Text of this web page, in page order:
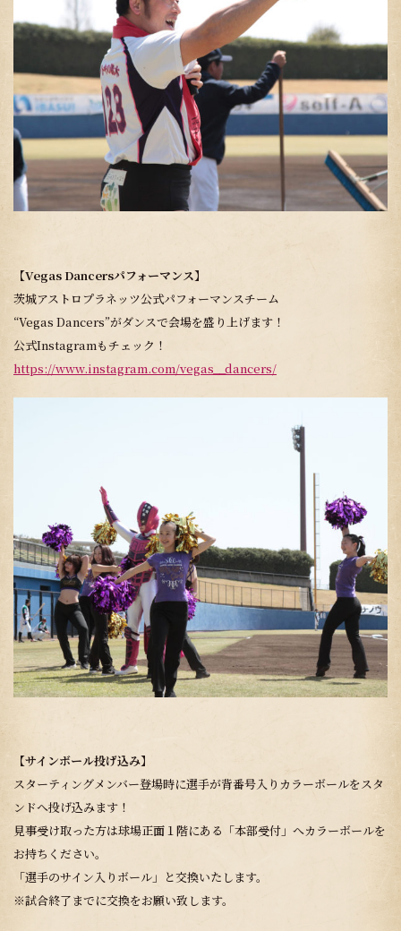
【Vegas Dancersパフォーマンス】
茨城アストロプラネッツ公式パフォーマンスチーム
“Vegas Dancers”がダンスで会場を盛り上げます！
公式Instagramもチェック！
https://www.instagram.com/vegas__dancers/
【サインボール投げ込み】
スターティングメンバー登場時に選手が背番号入りカラーボールをスタ
ンドへ投げ込みます！
見事受け取った方は球場正面１階にある「本部受付」へカラーボールを
お持ちください。
「選手のサイン入りボール」と交換いたします。
※試合終了までに交換をお願い致します。